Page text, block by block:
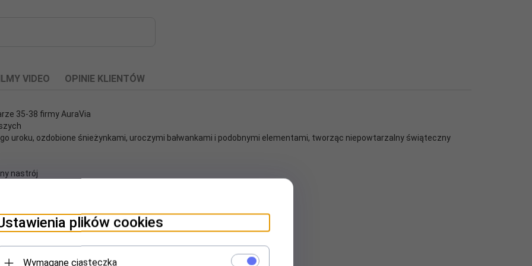
VIDEO OPINIE KLIENTÓW
35-38 firmy AuraVia
uroku, ozdobione śnieżynkami, uroczymi bałwankami i podobnymi elementami, tworząc niepowtarzalny świąteczny
nastrój
licytowanej partii.
blasku!
plików cookies
Wymagane ciasteczka